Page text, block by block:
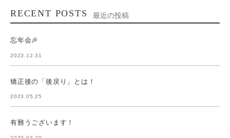
RECENT POSTS 最近の投稿
忘年会🎉
2023.12.31
矯正後の「後戻り」とは！
2023.05.25
有難うございます！